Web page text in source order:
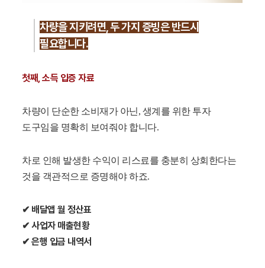
차량을 지키려면, 두 가지 증빙은 반드시
필요합니다.
첫째, 소득 입증 자료
차량이 단순한 소비재가 아닌, 생계를 위한 투자
도구임을 명확히 보여줘야 합니다.
차로 인해 발생한 수익이 리스료를 충분히 상회한다는
것을 객관적으로 증명해야 하죠.
✔ 배달앱 월 정산표
✔ 사업자 매출현황
✔ 은행 입금 내역서